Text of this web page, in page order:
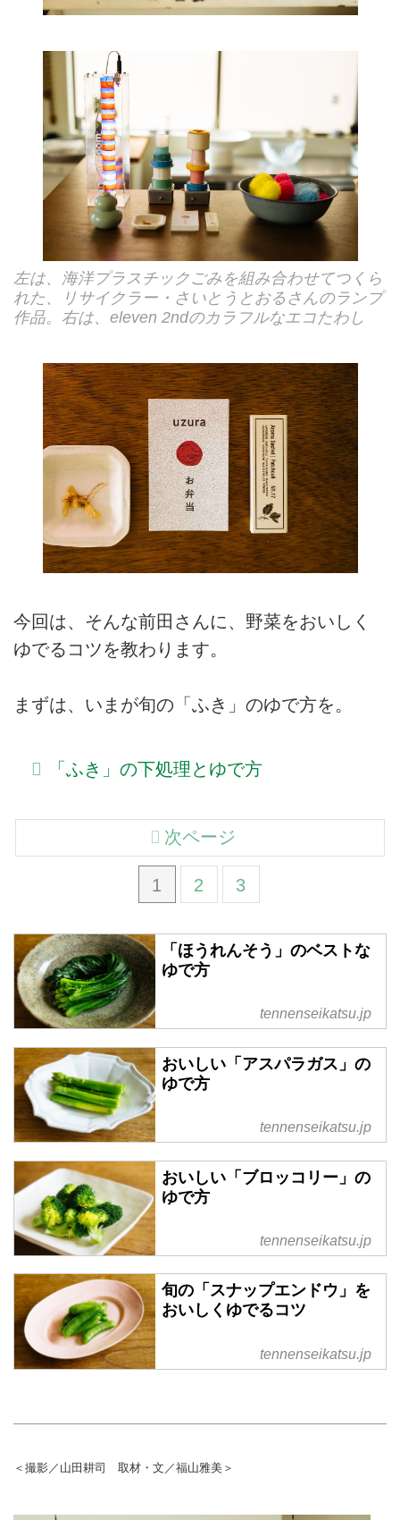
左は、海洋プラスチックごみを組み合わせてつくら
れた、リサイクラー・さいとうとおるさんのランプ
作品。右は、eleven 2ndのカラフルなエコたわし
今回は、そんな前田さんに、野菜をおいしく
ゆでるコツを教わります。
まずは、いまが旬の「ふき」のゆで方を。
「ふき」の下処理とゆで方
1 2 3
次ページ
「ほうれんそう」のベストな
ゆで方
tennenseikatsu.jp
おいしい「アスパラガス」の
ゆで方
tennenseikatsu.jp
おいしい「ブロッコリー」の
ゆで方
tennenseikatsu.jp
旬の「スナップエンドウ」を
おいしくゆでるコツ
tennenseikatsu.jp
＜撮影／山田耕司 取材・文／福山雅美＞